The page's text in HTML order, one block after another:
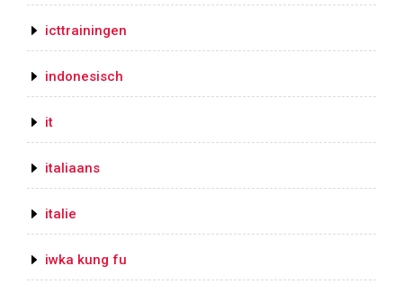
icttrainingen
indonesisch
it
italiaans
italie
iwka kung fu